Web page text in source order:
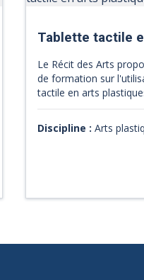
Tablette tactile
Le Récit des Arts
de formation sur
tactile en arts
Discipline : Arts